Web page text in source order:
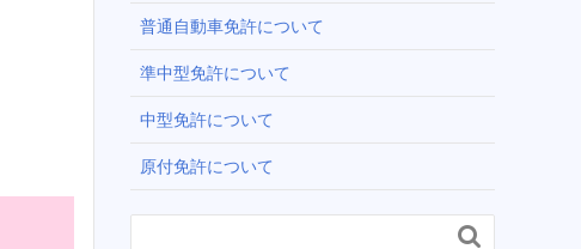
普通自動車免許について
準中型免許について
中型免許について
原付免許について
